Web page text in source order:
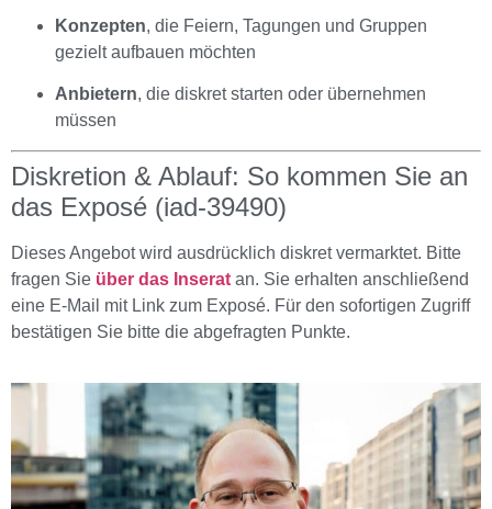
Konzepten, die Feiern, Tagungen und Gruppen
gezielt aufbauen möchten
Anbietern, die diskret starten oder übernehmen
müssen
Diskretion & Ablauf: So kommen Sie an
das Exposé (iad-39490)
Dieses Angebot wird ausdrücklich diskret vermarktet. Bitte
fragen Sie über das Inserat an. Sie erhalten anschließend
eine E-Mail mit Link zum Exposé. Für den sofortigen Zugriff
bestätigen Sie bitte die abgefragten Punkte.